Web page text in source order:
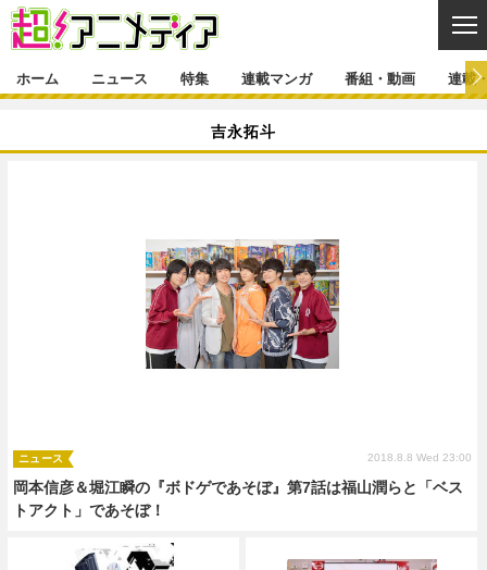
イベント
インタビュー レポート
ラキりす
連載マンガ一覧 連載一覧
番組・動画一覧
連載・ブログ一覧
ホーム ニュース 特集 連載マンガ 番組・動画 連載
吉永拓斗
岡本信彦＆堀江瞬の『ボドゲであそぼ』第7話は福山潤らと「ベス
トアクト」であそぼ！
ニュース 2018.8.8 Wed 23:00